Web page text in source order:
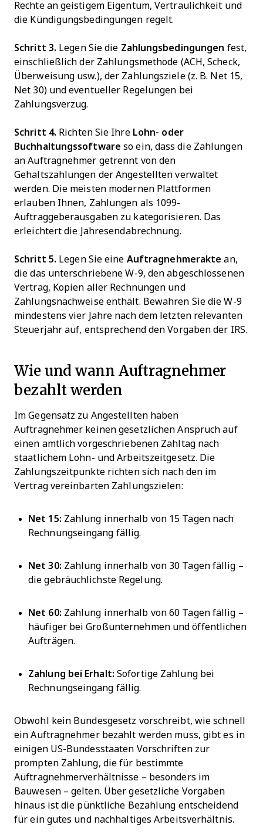
Rechte an geistigem Eigentum, Vertraulichkeit und
die Kündigungsbedingungen regelt.
Schritt 3. Legen Sie die Zahlungsbedingungen fest,
einschließlich der Zahlungsmethode (ACH, Scheck,
Überweisung usw.), der Zahlungsziele (z. B. Net 15,
Net 30) und eventueller Regelungen bei
Zahlungsverzug.
Schritt 4. Richten Sie Ihre Lohn- oder
Buchhaltungssoftware so ein, dass die Zahlungen
an Auftragnehmer getrennt von den
Gehaltszahlungen der Angestellten verwaltet
werden. Die meisten modernen Plattformen
erlauben Ihnen, Zahlungen als 1099-
Auftraggeberausgaben zu kategorisieren. Das
erleichtert die Jahresendabrechnung.
Schritt 5. Legen Sie eine Auftragnehmerakte an,
die das unterschriebene W-9, den abgeschlossenen
Vertrag, Kopien aller Rechnungen und
Zahlungsnachweise enthält. Bewahren Sie die W-9
mindestens vier Jahre nach dem letzten relevanten
Steuerjahr auf, entsprechend den Vorgaben der IRS.
Wie und wann Auftragnehmer
bezahlt werden
Im Gegensatz zu Angestellten haben
Auftragnehmer keinen gesetzlichen Anspruch auf
einen amtlich vorgeschriebenen Zahltag nach
staatlichem Lohn- und Arbeitszeitgesetz. Die
Zahlungszeitpunkte richten sich nach den im
Vertrag vereinbarten Zahlungszielen:
Net 15: Zahlung innerhalb von 15 Tagen nach
Rechnungseingang fällig.
Net 30: Zahlung innerhalb von 30 Tagen fällig –
die gebräuchlichste Regelung.
Net 60: Zahlung innerhalb von 60 Tagen fällig –
häufiger bei Großunternehmen und öffentlichen
Aufträgen.
Zahlung bei Erhalt: Sofortige Zahlung bei
Rechnungseingang fällig.
Obwohl kein Bundesgesetz vorschreibt, wie schnell
ein Auftragnehmer bezahlt werden muss, gibt es in
einigen US-Bundesstaaten Vorschriften zur
prompten Zahlung, die für bestimmte
Auftragnehmerverhältnisse – besonders im
Bauwesen – gelten. Über gesetzliche Vorgaben
hinaus ist die pünktliche Bezahlung entscheidend
für ein gutes und nachhaltiges Arbeitsverhältnis.